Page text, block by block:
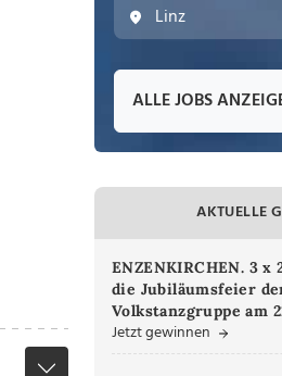
Linz
ALLE JOBS
AKTUELLE
ENZENKIRCHEN. 3
die Jubiläumsfeier
Volkstanzgruppe am
Jetzt gewinnen